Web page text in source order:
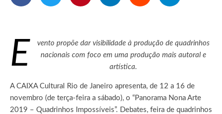
E
vento propõe dar visibilidade à produção de quadrinhos
nacionais com foco em uma produção mais autoral e
artística.
A CAIXA Cultural Rio de Janeiro apresenta, de 12 a 16 de
novembro (de terça-feira a sábado), o “Panorama Nona Arte
2019 – Quadrinhos Impossíveis”. Debates, feira de quadrinhos